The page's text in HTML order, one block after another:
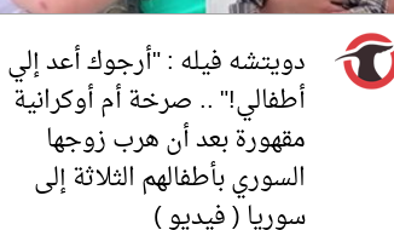
دويتشه فيله : "أرجوك أعد إلي
أطفالي!" .. صرخة أم أوكرانية
مقهورة بعد أن هرب زوجها
السوري بأطفالهم الثلاثة إلى
سوريا ( فيديو )